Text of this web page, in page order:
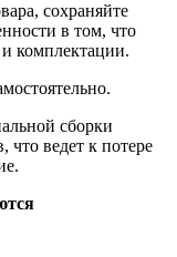
сохраняйте
в том, что
комплектации.
сборки
что ведет к потере